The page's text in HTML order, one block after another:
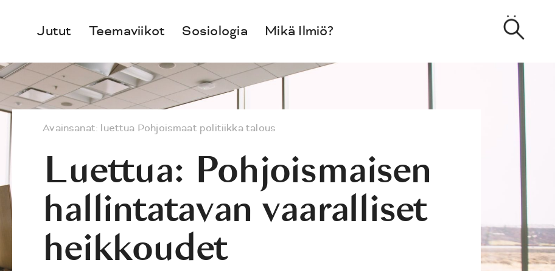
Jutut Teemaviikot Sosiologia Mikä Ilmiö?
Avainsanat: luettua Pohjoismaat politiikkatalous
Luettua: Pohjoismaisen
hallintatavan vaaralliset
heikkoudet